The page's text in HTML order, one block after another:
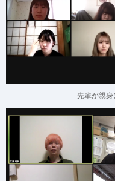
先輩が親